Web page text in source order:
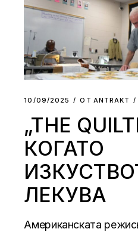
10/09/2025 ОТ АNTRAKT
„THE
КОГАТО
ЛЕКУВА
Американската